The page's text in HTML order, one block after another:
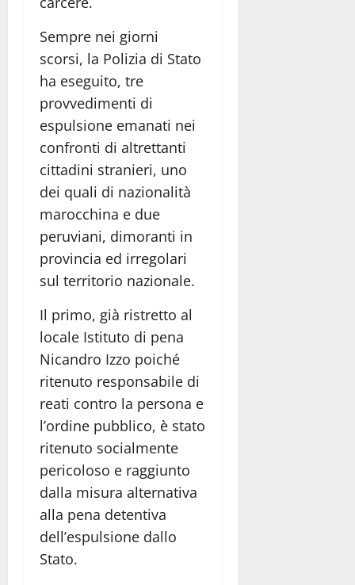
Sempre nei giorni
scorsi, la Polizia di Stato
ha eseguito, tre
provvedimenti di
espulsione emanati nei
confronti di altrettanti
cittadini stranieri, uno
dei quali di nazionalità
marocchina e due
peruviani, dimoranti in
provincia ed irregolari
sul territorio nazionale.
Il primo, già ristretto al
locale Istituto di pena
Nicandro Izzo poiché
ritenuto responsabile di
reati contro la persona e
l’ordine pubblico, è stato
ritenuto socialmente
pericoloso e raggiunto
dalla misura alternativa
alla pena detentiva
dell’espulsione dallo
Stato.